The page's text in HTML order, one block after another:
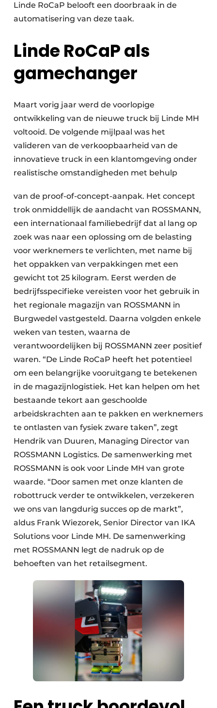
Linde RoCaP belooft een doorbraak in de
automatisering van deze taak.
Linde RoCaP als
gamechanger
Maart vorig jaar werd de voorlopige
ontwikkeling van de nieuwe truck bij Linde MH
voltooid. De volgende mijlpaal was het
valideren van de verkoopbaarheid van de
innovatieve truck in een klantomgeving onder
realistische omstandigheden met behulp
van de proof-of-concept-aanpak. Het concept
trok onmiddellijk de aandacht van ROSSMANN,
een internationaal familiebedrijf dat al lang op
zoek was naar een oplossing om de belasting
voor werknemers te verlichten, met name bij
het oppakken van verpakkingen met een
gewicht tot 25 kilogram. Eerst werden de
bedrijfsspecifieke vereisten voor het gebruik in
het regionale magazijn van ROSSMANN in
Burgwedel vastgesteld. Daarna volgden enkele
weken van testen, waarna de
verantwoordelijken bij ROSSMANN zeer positief
waren. “De Linde RoCaP heeft het potentieel
om een belangrijke vooruitgang te betekenen
in de magazijnlogistiek. Het kan helpen om het
bestaande tekort aan geschoolde
arbeidskrachten aan te pakken en werknemers
te ontlasten van fysiek zware taken”, zegt
Hendrik van Duuren, Managing Director van
ROSSMANN Logistics. De samenwerking met
ROSSMANN is ook voor Linde MH van grote
waarde. “Door samen met onze klanten de
robottruck verder te ontwikkelen, verzekeren
we ons van langdurig succes op de markt”,
aldus Frank Wiezorek, Senior Director van IKA
Solutions voor Linde MH. De samenwerking
met ROSSMANN legt de nadruk op de
behoeften van het retailsegment.